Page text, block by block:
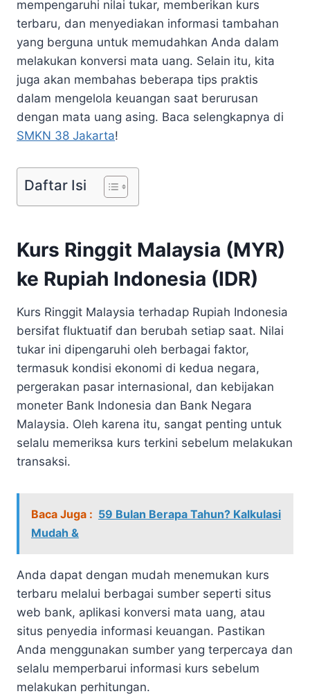
mempengaruhi nilai tukar, memberikan kurs
terbaru, dan menyediakan informasi tambahan
yang berguna untuk memudahkan Anda dalam
melakukan konversi mata uang. Selain itu, kita
juga akan membahas beberapa tips praktis
dalam mengelola keuangan saat berurusan
dengan mata uang asing. Baca selengkapnya di
SMKN 38 Jakarta!
Daftar Isi
Kurs Ringgit Malaysia (MYR)
ke Rupiah Indonesia (IDR)
Kurs Ringgit Malaysia terhadap Rupiah Indonesia
bersifat fluktuatif dan berubah setiap saat. Nilai
tukar ini dipengaruhi oleh berbagai faktor,
termasuk kondisi ekonomi di kedua negara,
pergerakan pasar internasional, dan kebijakan
moneter Bank Indonesia dan Bank Negara
Malaysia. Oleh karena itu, sangat penting untuk
selalu memeriksa kurs terkini sebelum melakukan
transaksi.
Baca Juga : 59 Bulan Berapa Tahun? Kalkulasi
Mudah &
Anda dapat dengan mudah menemukan kurs
terbaru melalui berbagai sumber seperti situs
web bank, aplikasi konversi mata uang, atau
situs penyedia informasi keuangan. Pastikan
Anda menggunakan sumber yang terpercaya dan
selalu memperbarui informasi kurs sebelum
melakukan perhitungan.